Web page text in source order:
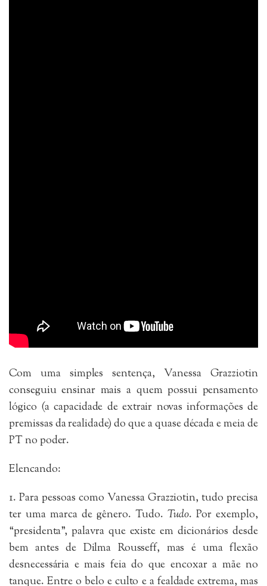
Com uma simples sentença, Vanessa Grazziotin
conseguiu ensinar mais a quem possui pensamento
lógico (a capacidade de extrair novas informações de
premissas da realidade) do que a quase década e meia de
PT no poder.
Elencando:
1. Para pessoas como Vanessa Grazziotin, tudo precisa
ter uma marca de gênero. Tudo.Tudo. Por exemplo,
“presidenta”, palavra que existe em dicionários desde
bem antes de Dilma Rousseff, mas é uma flexão
desnecessária e mais feia do que encoxar a mãe no
tanque. Entre o belo e culto e a fealdade extrema, mas